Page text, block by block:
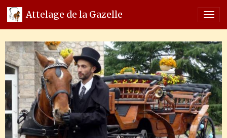
Attelage de la Gazelle